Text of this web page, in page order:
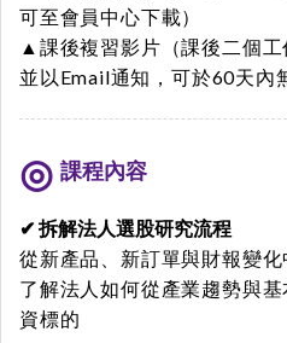
可至會員中心下載）
▲課後複習影片（課後二個工
並以Email通知，可於60天內
課程內容
✔ 拆解法人選股研究流程
從新產品、新訂單與財報變化
了解法人如何從產業趨勢與
資標的